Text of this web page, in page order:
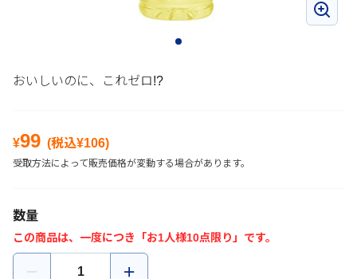
おいしいのに、これゼロ!?
¥99 (税込¥106)
受取方法によって販売価格が変動する場合があります。
数量
この商品は、一度につき「お1人様10点限り」です。